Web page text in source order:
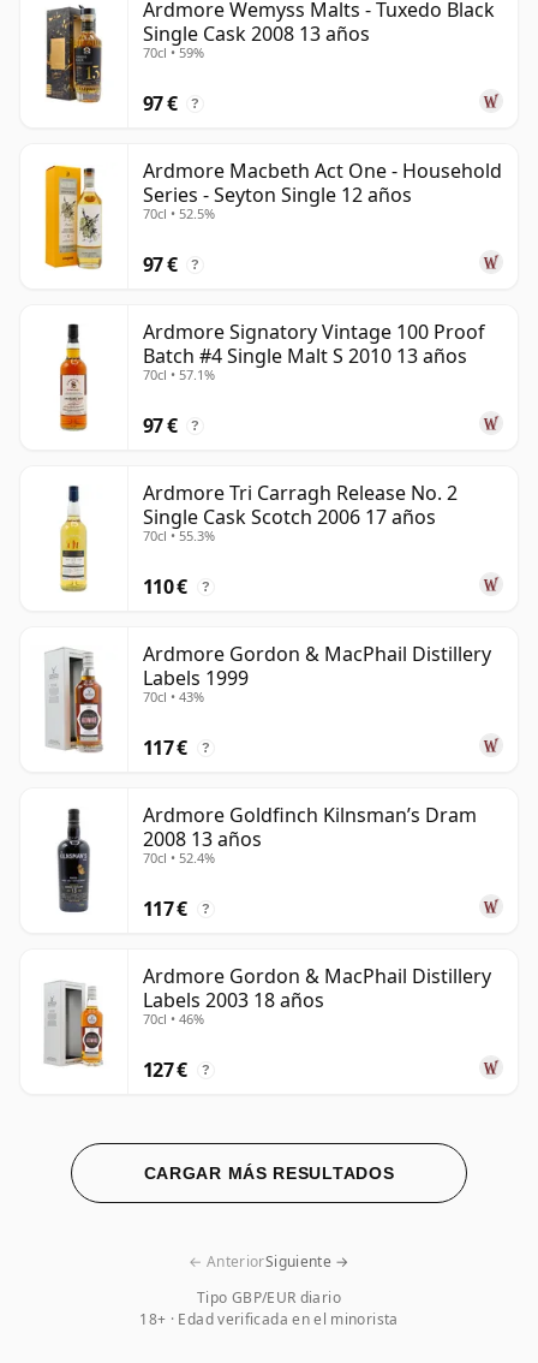
Ardmore Wemyss Malts - Tuxedo Black
Single Cask 2008 13 años
70cl • 59%
97 € ?
Ardmore Macbeth Act One - Household
Series - Seyton Single 12 años
70cl • 52.5%
97 € ?
Ardmore Signatory Vintage 100 Proof
Batch #4 Single Malt S 2010 13 años
70cl • 57.1%
97 € ?
Ardmore Tri Carragh Release No. 2
Single Cask Scotch 2006 17 años
70cl • 55.3%
110 € ?
Ardmore Gordon & MacPhail Distillery
Labels 1999
70cl • 43%
117 € ?
Ardmore Goldfinch Kilnsman’s Dram
2008 13 años
70cl • 52.4%
117 € ?
Ardmore Gordon & MacPhail Distillery
Labels 2003 18 años
70cl • 46%
127 € ?
CARGAR MÁS RESULTADOS
Tipo GBP/EUR diario
18+ · Edad verificada en el minorista
← AnteriorSiguiente →